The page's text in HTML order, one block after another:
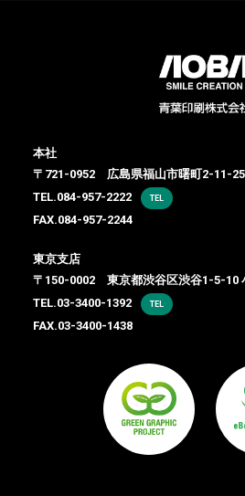
本社
〒721-0952 広島県福山市曙町2-11-25
TEL.084-957-2222 TEL
FAX.084-957-2244
東京支店
〒150-0002 東京都渋谷区渋谷1-5-10
TEL.03-3400-1392 TEL
FAX.03-3400-1438